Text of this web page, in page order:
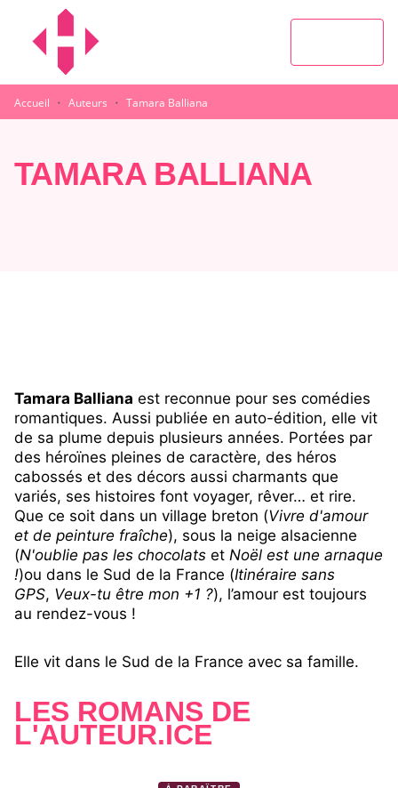
MENU
Accueil · Auteurs · Tamara Balliana
TAMARA BALLIANA
Tamara Balliana est reconnue pour ses comédies
romantiques. Aussi publiée en auto-édition, elle vit
de sa plume depuis plusieurs années. Portées par
des héroïnes pleines de caractère, des héros
cabossés et des décors aussi charmants que
variés, ses histoires font voyager, rêver… et rire.
Que ce soit dans un village breton (Vivre d'amour
et de peinture fraîche), sous la neige alsacienne
(N'oublie pas les chocolats et Noël est une arnaque
!)ou dans le Sud de la France (Itinéraire sans
GPS, Veux-tu être mon +1 ?), l’amour est toujours
au rendez-vous !
Elle vit dans le Sud de la France avec sa famille.
LES ROMANS DE
L'AUTEUR.ICE